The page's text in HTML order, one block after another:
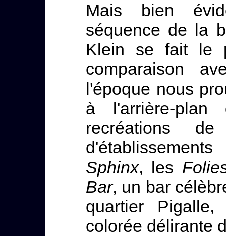
Mais bien
séquence de la
Klein se fait le
comparaison
l'époque nous
à l'arrière-
recréations
Sphinx, les
Bar, un bar
quartier
colorée délirante